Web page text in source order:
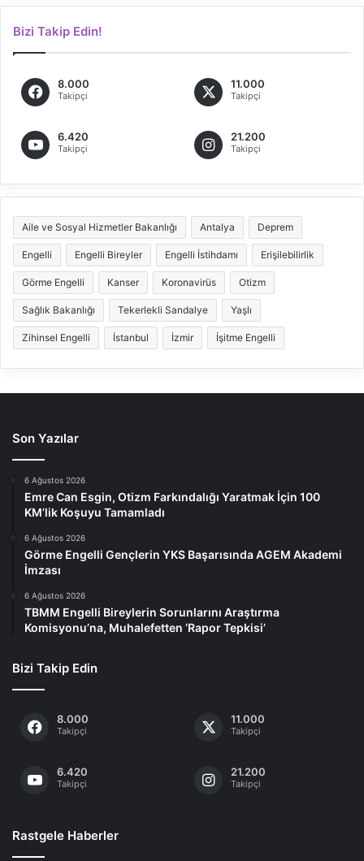
Bizi Takip Edin!
8.000
Takipçi
11.000
Takipçi
6.420
Takipçi
21.200
Takipçi
Aile ve Sosyal Hizmetler Bakanlığı Antalya Deprem
Engelli Engelli Bireyler Engelli İstihdamı Erişilebilirlik
Görme Engelli Kanser Koronavirüs Otizm
Sağlık Bakanlığı Tekerlekli Sandalye Yaşlı
Zihinsel Engelli İstanbul İzmir İşitme Engelli
Son Yazılar
6 Ağustos 2026
Emre Can Esgin, Otizm Farkındalığı Yaratmak İçin 100
KM’lik Koşuyu Tamamladı
6 Ağustos 2026
Görme Engelli Gençlerin YKS Başarısında AGEM Akademi
İmzası
6 Ağustos 2026
TBMM Engelli Bireylerin Sorunlarını Araştırma
Komisyonu’na, Muhalefetten ‘Rapor Tepkisi’
Bizi Takip Edin
8.000
Takipçi
11.000
Takipçi
6.420
Takipçi
21.200
Takipçi
Rastgele Haberler